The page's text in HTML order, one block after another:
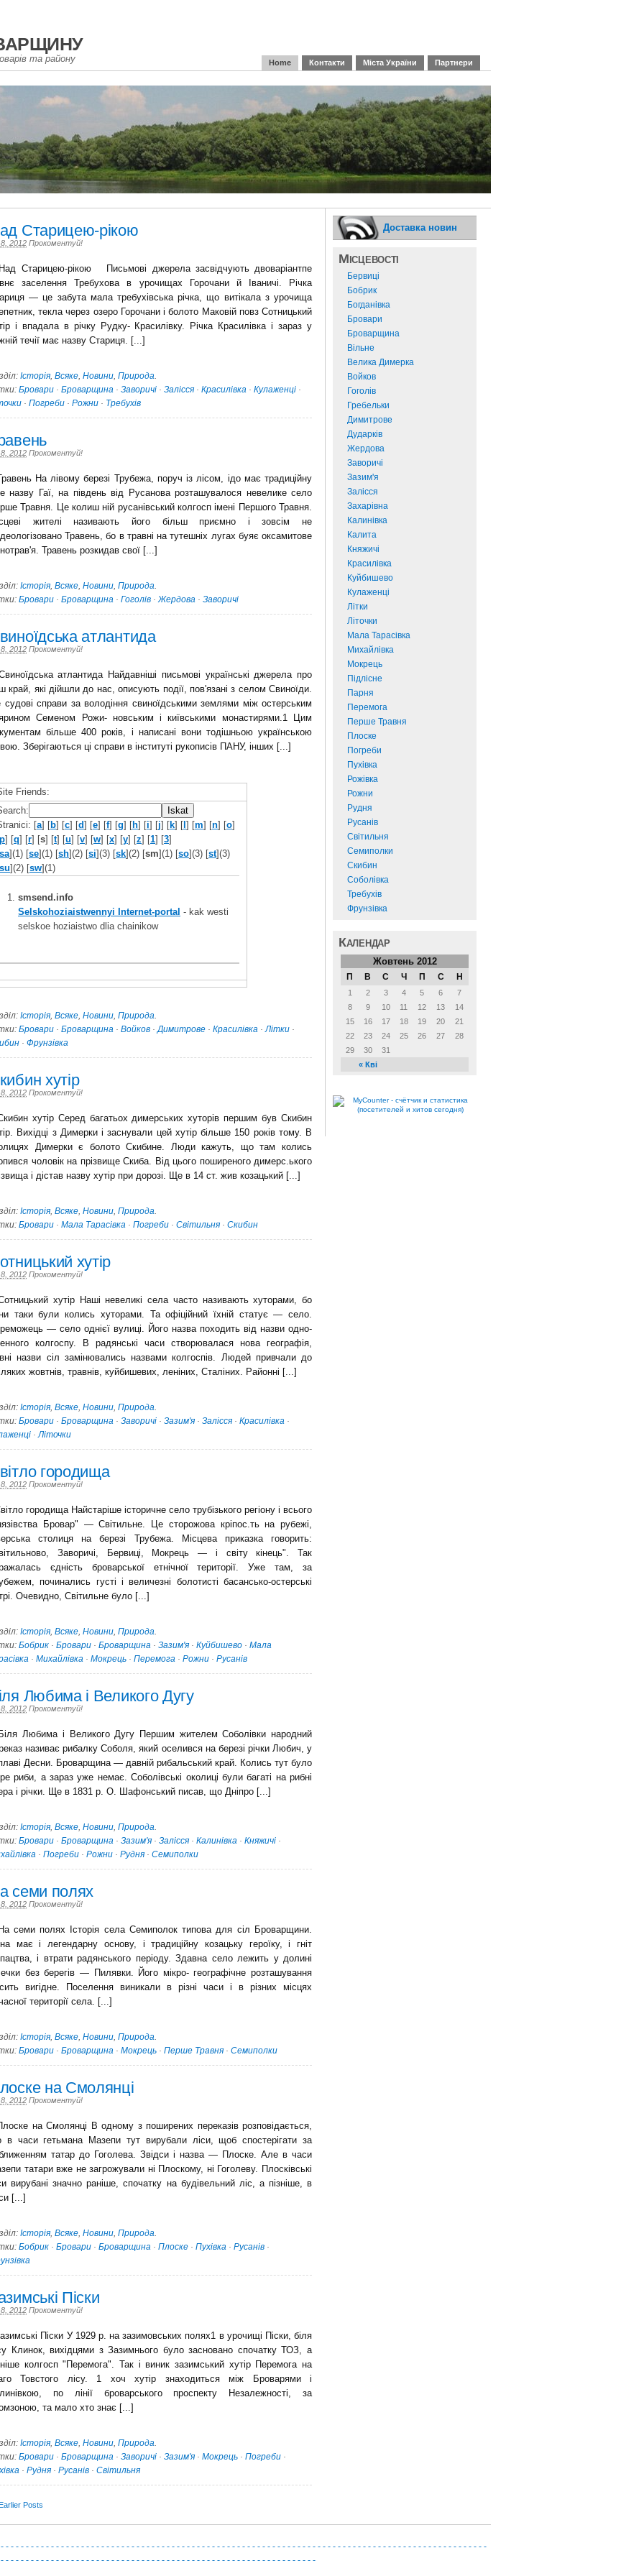
та району Home Контакти Міста України Партнери
Старицею-рікою
8, 2012 Прокоментуй!
Старицею-рікою Письмові джерела засвідчують двоваріантпе
заселення Требухова в урочищах Горочани й Іваничі. Річка
— це забута мала требухівська річка, що витікала з урочища
текла через озеро Горочани і болото Маковій повз Сотницький
і впадала в річку Рудку- Красилівку. Річка Красилівка і зараз у
течії має назву Стариця. [...]
Історія, Всяке, Новини, Природа.
Бровари · Броварщина · Заворичі · Залісся · Красилівка · Кулаженці ·
· Погреби · Рожни · Требухів
8, 2012 Прокоментуй!
На лівому березі Трубежа, поруч із лісом, ідо має традиційну
назву Гаї, на південь від Русанова розташувалося невелике село
Травня. Це колиш ній русанівський колгосп імені Першого Травня.
жителі називають його більш приємно і зовсім не
Травень, бо в травні на тутешніх лугах буяє оксамитове
Травень розкидав свої [...]
Історія, Всяке, Новини, Природа.
Бровари · Броварщина · Гоголів ·Жердова · Заворичі
атлантида
8, 2012 Прокоментуй!
атлантида Найдавніші письмові українські джерела про
край, які дійшли до нас, описують події, пов'язані з селом Свиноїди.
судові справи за володіння свиноїдськими землями між остерським
Семеном Рожи- новським і київськими монастирями.1 Цим
більше 400 років, і написані вони тодішньою українською
Зберігаються ці справи в інституті рукописів ПАНУ, інших [...]
Friends:
[a] [b] [c] [d] [e] [f] [g] [h] [i] [j] [k] [ ] [m] [n] [o]
p] [q] [r] [s] [t] [u] [v] [w] [x] [y] [z] [1] [3]
sa](1) [se](1) [sh](2) [si](3) [sk](2) [sm](1) [so](3) [st](3)
su](2) [sw](1)
smsend.info
Selskohoziaistwennyi Internet-portal - kak westi
selskoe hoziaistwo dlia chainikow
Історія, Всяке, Новини, Природа.
Бровари · Броварщина · Войков ·Димитрове · Красилівка ·Літки ·
· Фрунзівка
хутір
8, 2012 Прокоментуй!
хутір Серед багатьох димерських хуто­рів першим був Скибин
Вихідці з Димерки і заснували цей хутір більше 150 років тому. В
Димерки є болото Скибине. Люди кажуть, що там колись
чоловік на прізвище Скиба. Від цього поширеного димерс.ького
і дістав назву хутір при дорозі. Ще в 14 ст. жив козацький [...]
Історія, Всяке, Новини, Природа.
Бровари · Мала Тарасівка · Погреби · Світильня · Скибин
хутір
8, 2012 Прокоментуй!
хутір Наші невеликі села часто називають хуторами, бо
таки були колись хуторами. Та офіційний їхній статує — село.
— село однієї вулиці. Його назва походить від назви одно­
колгоспу. В радянські часи створювалася нова географія,
назви сіл замінювались назвами колгоспів. Людей привчали до
жовтнів, травнів, куйбишевих, леніних, Сталіних. Районні [...]
Історія, Всяке, Новини, Природа.
Бровари · Броварщина · Заворичі · Зазим'я · Залісся · Красилівка ·
·Літочки
городища
8, 2012 Прокоментуй!
городища Найстаріше історичне село тру­бізького регіону і всього
Бровар" — Світильне. Це сторожова кріпос.ть на рубежі,
столиця на березі Трубежа. Місцева приказка говорить:
Заворичі, Бервиці, Мокрець — і світу кінець". Так
єдність броварської етнічної території. Уже там, за
починались густі і величезні болотисті басансько-остерські
Очевидно, Світильне було [...]
Історія, Всяке, Новини, Природа.
Бобрик · Бровари · Броварщина · Зазим'я · Куйбишево · Мала
· Михайлівка · Мокрець · Перемога · Рожни · Русанів
Любима і Великого Дугу
8, 2012 Прокоментуй!
Любима і Великого Дугу Першим жителем Соболівки народний
називає рибалку Соболя, який оселився на березі річки Любич, у
Десни. Броварщина — давній рибаль­ський край. Колись тут було
риби, а зараз уже немає. Соболівські околиці були багаті на рибні
і річки. Ще в 1831 р. О. Шафонський писав, що Дніпро [...]
Історія Всяке Новини Природа
Бровари · Броварщина · Зазим'я · Залісся · Калинівка · Княжичі ·
· Погреби · Рожни · Рудня · Семиполки
семи полях
8, 2012 Прокоментуй!
семи полях Історія села Семиполок типова для сіл Броварщини.
має і легендарну основу, і традиційну козацьку героїку, і гніт
і втрати радянського періоду. Здавна село лежить у долині
без берегів — Пилявки. Його мікро- географічне розташування
вигідне. Поселення виникали в різні часи і в різних місцях
території села. [...]
Історія Всяке Новини Природа
Бровари · Броварщина · Мокрець · Перше Травня · Семиполки
на Смолянці
8, 2012 Прокоментуй!
на Смолянці В одному з поширених переказів розповідається,
в часи гетьмана Мазепи тут вирубали ліси, щоб спостерігати за
татар до Гоголева. Звідси і назва — Плоске. Але в часи
татари вже не загро­жували ні Плоскому, ні Гоголеву. Плосківські
вирубані значно раніше, спочатку на будівельний ліс, а пізніше, в
[...]
Історія Всяке Новини Природа
Бобрик · Бровари · Броварщина · Плоске · Пухівка · Русанів ·
Піски
8, 2012 Прокоментуй!
Піски У 1929 р. на зазимовських полях1 в урочищі Піски, біля
Клинок, вихідцями з Зазимнього було засновано спочатку ТОЗ, а
колгосп "Перемога". Так і виник зазимський хутір Перемога на
Товстого лісу. 1 хоч хутір знаходиться між Броварями і
по лінії броварського проспекту Незалежності, за
та мало хто знає [...]
Історія Всяке Новини Природа
Бровари · Броварщина · Заворичі · Зазим'я · Мокрець · Погреби ·
· Рудня · Русанів · Світильня
Posts
Доставка новин
Місцевості
Бервиці
Бобрик
Богданівка
Бровари
Броварщина
Вільне
Велика Димерка
Войков
Гоголів
Гребельки
Димитрове
Дударків
Жердова
Заворичі
Зазим'я
Залісся
Захарівна
Калинівка
Калита
Княжичі
Красилівка
Куйбишево
Кулаженці
Літки
Літочки
Мала Тарасівка
Михайлівка
Мокрець
Підлісне
Парня
Перемога
Перше Травня
Плоске
Погреби
Пухівка
Рожівка
Рожни
Рудня
Русанів
Світильня
Семиполки
Скибин
Соболівка
Требухів
Фрунзівка
Календар
Жовтень 2012
П В С Ч П С Н
« Кві
1 2 3 4 5 6
7
8
9 10 11 12 13
14
15
16 17 18 19 20
21
22
23 24 25 26 27
28
29
30 31
- - - - - - - - - - - - - - - - - - - - - - - - - - - - - - - - - - - - - - - - - - - - - - - - - - - - - - - - - - - - - - - - - - - - - - - - - - - - - - - - - - - - - - - - - - - - - - - - -
- - - - - - - - - - - - - - - - - - - - - - - - - - - - - - - - - - - - - - - - - - - - - - - - - - - - - - - - - - - - - - -